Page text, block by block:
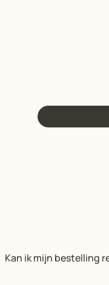
Kan ik mijn bestelling